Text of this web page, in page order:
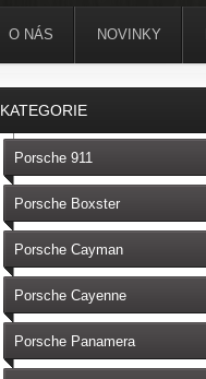
KATEGORIE
Porsche 911
Porsche Boxster
Porsche Cayman
Porsche Cayenne
Porsche Panamera
O NÁS NOVINKY